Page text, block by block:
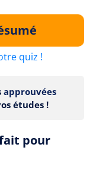
quiz !
approuvées
études !
pour